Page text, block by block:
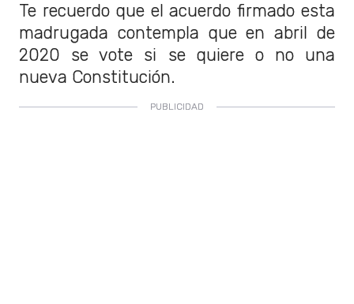
Te recuerdo que el acuerdo firmado esta
madrugada contempla que en abril de
2020 se vote si se quiere o no una
nueva Constitución.